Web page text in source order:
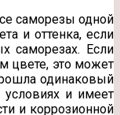
саморезы одной
и оттенка, если
саморезах. Если
цвете, это может
одинаковый
и имеет
и коррозионной